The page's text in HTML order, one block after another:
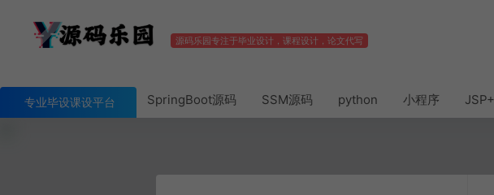
源码乐园专注于毕业设计，课程设计，论文代写
专业毕设课设平台 SpringBoot源码 SSM源码 python 小程序